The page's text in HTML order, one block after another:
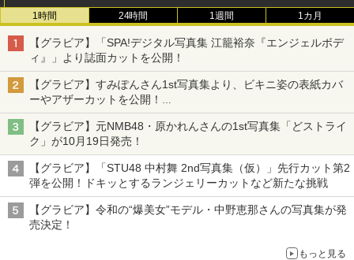
1時間 24時間 1週間 1カ月
【グラビア】「SPA!デジタル写真集 江籠裕奈『エンジェルボデ
ィ』」より誌面カットを公開！
【グラビア】すみぽんさん1st写真集より、ビキニ姿の表紙カバ
ーやアザーカットを公開！
タイトルは「offcourt（オフコート）」に決定
【グラビア】元NMB48・原かれんさんの1st写真集「どストライ
ク」が10月19日発売！
【グラビア】「STU48 中村舞 2nd写真集（仮）」先行カット第2
弾を公開！ドキッとするランジェリーカットなど新たな挑戦
【グラビア】令和の“爆美女”モデル・中野恵那さんの写真集が発
売決定！
もっと見る